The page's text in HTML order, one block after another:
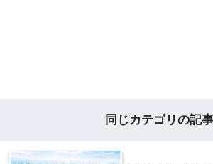
同じカテゴリの記事